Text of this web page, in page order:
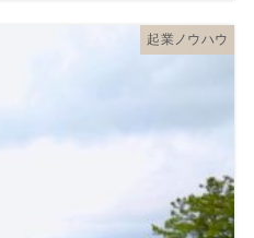
起業ノウハウ